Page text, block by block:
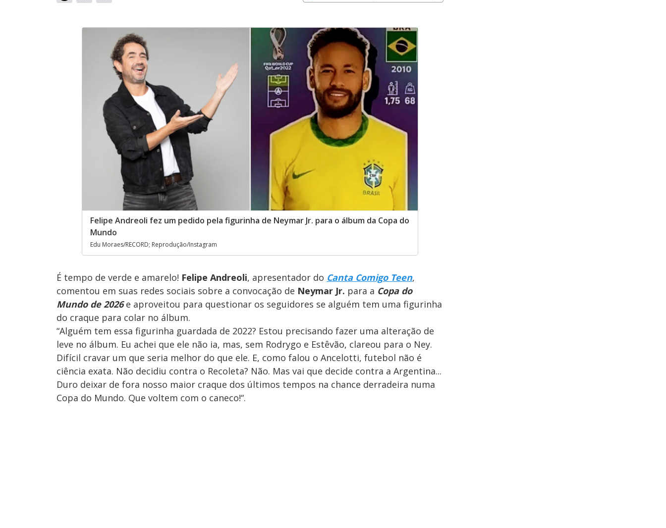
Felipe Andreoli fez um pedido pela figurinha de Neymar Jr. para o álbum da Copa do
Mundo
Edu Moraes/RECORD; Reprodução/Instagram
É tempo de verde e amarelo! Felipe Andreoli, apresentador do Canta Comigo Teen,
comentou em suas redes sociais sobre a convocação de Neymar Jr. para a Copa do
Mundo de 2026e aproveitou para questionar os seguidores se alguém tem uma figurinha
do craque para colar no álbum.
“Alguém tem essa figurinha guardada de 2022? Estou precisando fazer uma alteração de
leve no álbum. Eu achei que ele não ia, mas, sem Rodrygo e Estêvão, clareou para o Ney.
Difícil cravar um que seria melhor do que ele. E, como falou o Ancelotti, futebol não é
ciência exata. Não decidiu contra o Recoleta? Não. Mas vai que decide contra a Argentina...
Duro deixar de fora nosso maior craque dos últimos tempos na chance derradeira numa
Copa do Mundo. Que voltem com o caneco!“.